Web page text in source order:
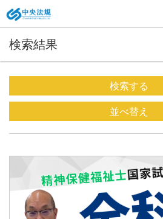
検索結果
検索する
並べ替え